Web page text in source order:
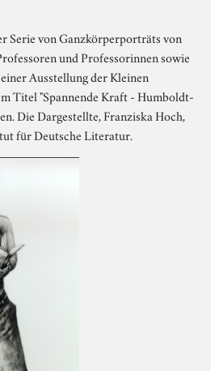
Serie von Ganzkörperporträts von
und Professorinnen sowie
Ausstellung der Kleinen
Titel "Spannende Kraft - Humboldt-
Die Dargestellte, Franziska Hoch,
für Deutsche Literatur.